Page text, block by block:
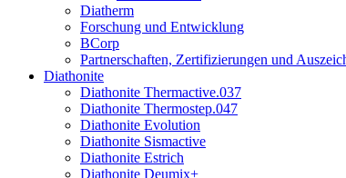
Diatherm
Forschung und Entwicklung
BCorp
Partnerschaften, Zertifizierungen und
Diathonite
Diathonite Thermactive.037
Diathonite Thermostep.047
Diathonite Evolution
Diathonite Sismactive
Diathonite Estrich
Diathonite Deumix+